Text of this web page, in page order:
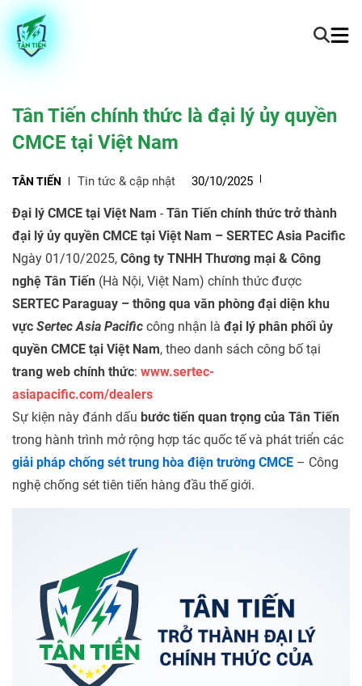
Tân Tiến chính thức là đại lý ủy quyền
CMCE tại Việt Nam
TÂN TIẾN Tin tức & cập nhật 30/10/2025
Đại lý CMCE tại Việt Nam - Tân Tiến chính thức trở thành
đại lý ủy quyền CMCE tại Việt Nam – SERTEC Asia Pacific
Ngày 01/10/2025, Công ty TNHH Thương mại & Công
nghệ Tân Tiến (Hà Nội, Việt Nam) chính thức được
SERTEC Paraguay – thông qua văn phòng đại diện khu
vực Sertec Asia Pacific công nhận là đại lý phân phối ủy
quyền CMCE tại Việt Nam, theo danh sách công bố tại
trang web chính thức: www.sertec-
asiapacific.com/dealers
Sự kiện này đánh dấu bước tiến quan trọng của Tân Tiến
trong hành trình mở rộng hợp tác quốc tế và phát triển các
giải pháp chống sét trung hòa điện trường CMCE – Công
nghệ chống sét tiên tiến hàng đầu thế giới.